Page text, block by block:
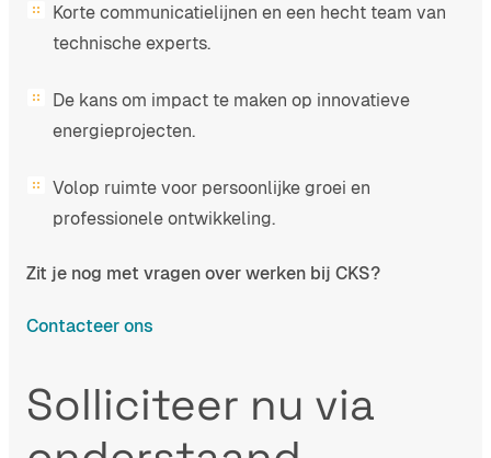
Korte communicatielijnen en een hecht team van
technische experts.
De kans om impact te maken op innovatieve
energieprojecten.
Volop ruimte voor persoonlijke groei en
professionele ontwikkeling.
Zit je nog met vragen over werken bij CKS?
Contacteer ons
Solliciteer nu via